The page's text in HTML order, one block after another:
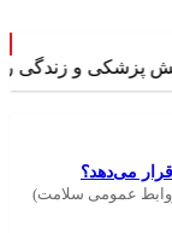
و زندگی روزمره ⚕️
می‌دهد؟
عمومی سلامت)